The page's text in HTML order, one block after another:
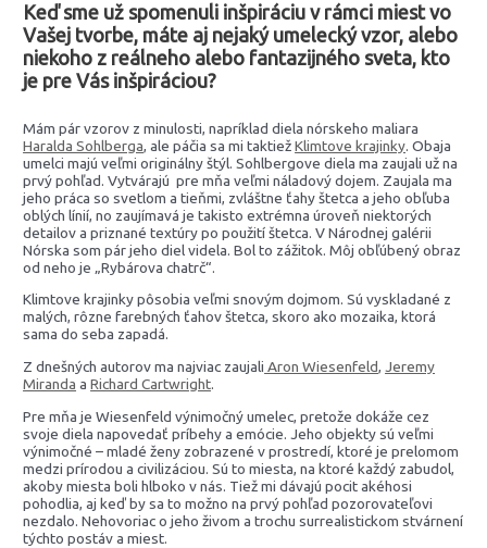
Keď sme už spomenuli inšpiráciu v rámci miest vo
Vašej tvorbe, máte aj nejaký umelecký vzor, alebo
niekoho z reálneho alebo fantazijného sveta, kto
je pre Vás inšpiráciou?
Mám pár vzorov z minulosti, napríklad diela nórskeho maliara
Haralda Sohlberga, ale páčia sa mi taktiežKlimtove krajinky. Obaja
umelci majú veľmi originálny štýl. Sohlbergove diela ma zaujali už na
prvý pohľad. Vytvárajú pre mňa veľmi náladový dojem. Zaujala ma
jeho práca so svetlom a tieňmi, zvláštne ťahy štetca a jeho obľuba
oblých línií, no zaujímavá je takisto extrémna úroveň niektorých
detailov a priznané textúry po použití štetca. V Národnej galérii
Nórska som pár jeho diel videla. Bol to zážitok. Môj obľúbený obraz
od neho je „Rybárova chatrč“.
Klimtove krajinky pôsobia veľmi snovým dojmom. Sú vyskladané z
malých, rôzne farebných ťahov štetca, skoro ako mozaika, ktorá
sama do seba zapadá.
Z dnešných autorov ma najviac zaujali Aron Wiesenfeld, Jeremy
Miranda aRichard Cartwright.
Pre mňa je Wiesenfeld výnimočný umelec, pretože dokáže cez
svoje diela napovedať príbehy a emócie. Jeho objekty sú veľmi
výnimočné – mladé ženy zobrazené v prostredí, ktoré je prelomom
medzi prírodou a civilizáciou. Sú to miesta, na ktoré každý zabudol,
akoby miesta boli hlboko v nás. Tiež mi dávajú pocit akéhosi
pohodlia, aj keď by sa to možno na prvý pohľad pozorovateľovi
nezdalo. Nehovoriac o jeho živom a trochu surrealistickom stvárnení
týchto postáv a miest.